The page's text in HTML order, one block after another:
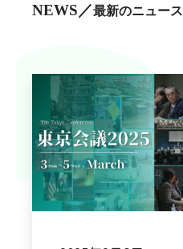
NEWS ／最新のニュース